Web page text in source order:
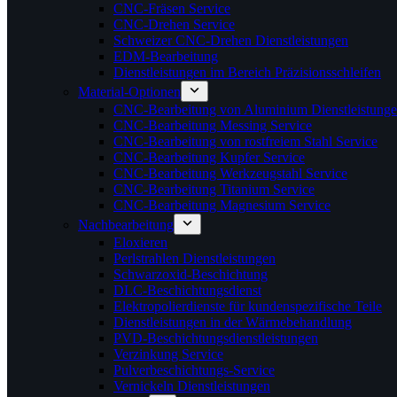
CNC-Fräsen Service
CNC-Drehen Service
Schweizer CNC-Drehen Dienstleistungen
EDM-Bearbeitung
Dienstleistungen im Bereich Präzisionsschleifen
Material-Optionen
CNC-Bearbeitung von Aluminium
CNC-Bearbeitung Messing Service
CNC-Bearbeitung von rostfreiem Stahl Service
CNC-Bearbeitung Kupfer Service
CNC-Bearbeitung Werkzeugstahl Service
CNC-Bearbeitung Titanium Service
CNC-Bearbeitung Magnesium Service
Nachbearbeitung
Eloxieren
Perlstrahlen Dienstleistungen
Schwarzoxid-Beschichtung
DLC-Beschichtungsdienst
Elektropolierdienste für kundenspezifische Teile
Dienstleistungen in der Wärmebehandlung
PVD-Beschichtungsdienstleistungen
Verzinkung Service
Pulverbeschichtungs-Service
Vernickeln Dienstleistungen